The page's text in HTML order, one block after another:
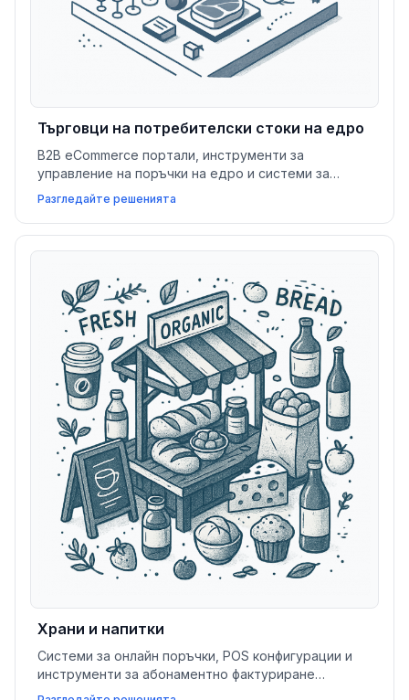
Търговци на потребителски стоки на едро
B2B eCommerce портали, инструменти за
управление на поръчки на едро и системи за
управление на складове (WMS) подпомагат
търговците на едро в разширяването на
дейността и обслужването на ключови бизнес
Разгледайте решенията
Храни и напитки
Системи за онлайн поръчки, POS конфигурации и
инструменти за абонаментно фактуриране
стимулират продажбите, улесняват операциите и